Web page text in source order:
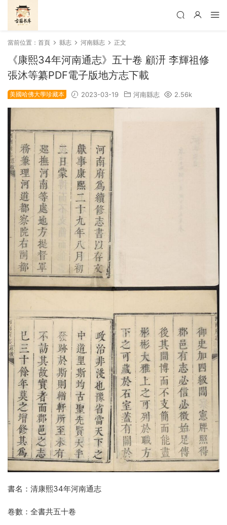
當前位置： 首頁 縣志 河南縣志 正文
《康熙34年河南通志》五十卷 顧汧 李輝祖修
張沐等纂PDF電子版地方志下載
美國哈佛大學珍藏本 2023-03-19 河南縣志 2.56k
書名：清康熙34年河南通志
卷數：全書共五十卷